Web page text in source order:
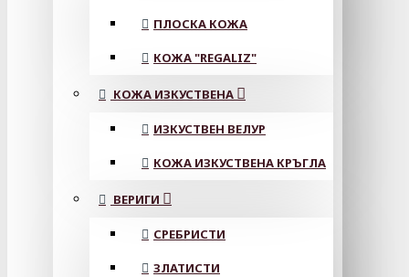
ПЛОСКА КОЖА
КОЖА "REGALIZ"
КОЖА ИЗКУСТВЕНА
ИЗКУСТВЕН ВЕЛУР
КОЖА ИЗКУСТВЕНА КРЪГЛА
ВЕРИГИ
СРЕБРИСТИ
ЗЛАТИСТИ